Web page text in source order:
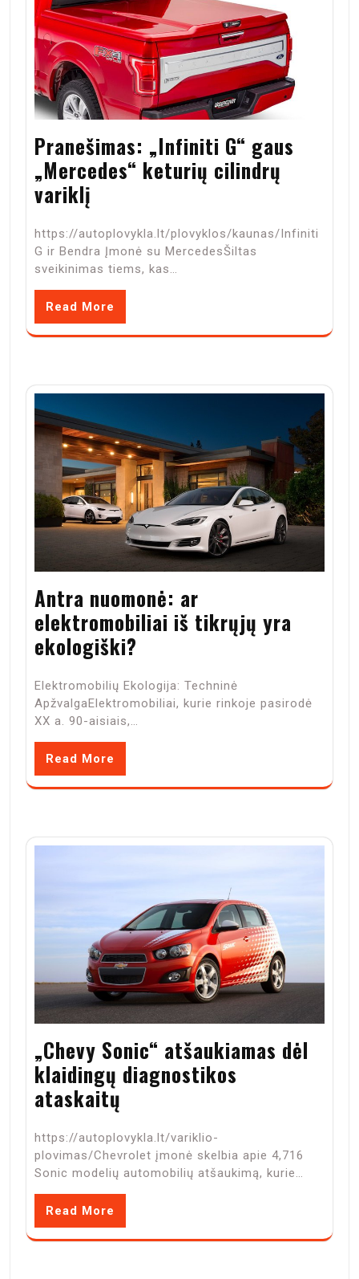
Pranešimas: „Infiniti G“ gaus
„Mercedes“ keturių cilindrų
variklį
https://autoplovykla.lt/plovyklos/kaunas/Infiniti
G ir Bendra Įmonė su MercedesŠiltas
sveikinimas tiems, kas…
Read More
Antra nuomonė: ar
elektromobiliai iš tikrųjų yra
ekologiški?
Elektromobilių Ekologija: Techninė
ApžvalgaElektromobiliai, kurie rinkoje pasirodė
XX a. 90-aisiais,…
Read More
„Chevy Sonic“ atšaukiamas dėl
klaidingų diagnostikos
ataskaitų
https://autoplovykla.lt/variklio-
plovimas/Chevrolet įmonė skelbia apie 4,716
Sonic modelių automobilių atšaukimą, kurie…
Read More